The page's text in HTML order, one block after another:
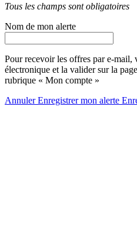
Tous les champs sont obligatoires
Nom de mon alerte
Pour recevoir les offres par e-mail,
électronique et la valider sur la
rubrique « Mon compte »
AnnulerEnregistrer mon alerte